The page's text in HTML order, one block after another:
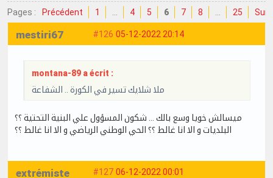
Pages : Précédent 1 4 5 6 7 8 25
#126 05-12-2022 20:14
mestiri67
montana-89 a écrit :
ملا شلايك تسير في الكورة .. الشفاعة
ميسالش خويا وسع بالك … شكون المسؤول علي البنية التحتية ؟؟
البلديات و الا انا غالط ؟؟ الحي الوطني الرياضي و الا انا غالط ؟؟
#127 06-12-2022 00:01
extrémiste